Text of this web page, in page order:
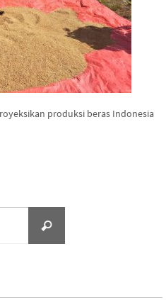
produksi beras Indonesia
Search